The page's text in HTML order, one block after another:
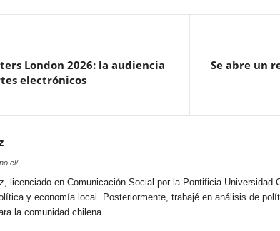
London 2026: la audiencia
electrónicos
Se abre un
licenciado en Comunicación Social por la Pontificia Universidad
y economía local. Posteriormente, trabajé en análisis de
la comunidad chilena.